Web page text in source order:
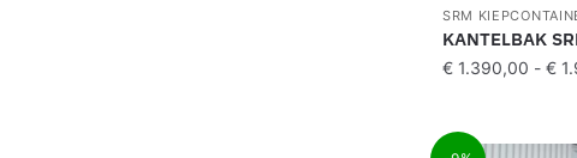
SRM
KANTELBAK
€1.390,00 - €